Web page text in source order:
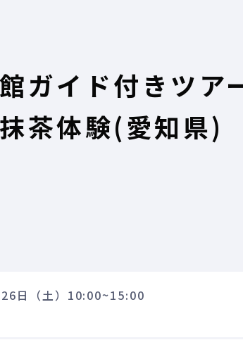
ガイド付きツア
茶体験(愛知県)
日（土）10:00~15:00